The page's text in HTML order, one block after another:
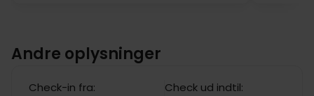
Andre oplysninger
Check-in fra: Check ud indtil: